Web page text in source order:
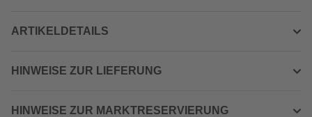
ARTIKELDETAILS
HINWEISE ZUR LIEFERUNG
HINWEISE ZUR MARKTRESERVIERUNG